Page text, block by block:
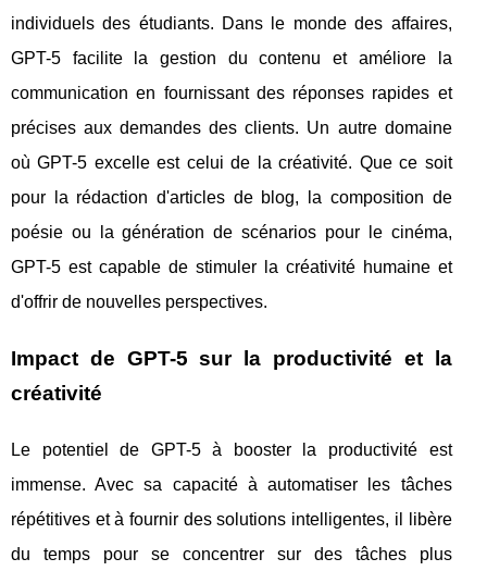
individuels des étudiants. Dans le monde des affaires,
GPT-5 facilite la gestion du contenu et améliore la
communication en fournissant des réponses rapides et
précises aux demandes des clients. Un autre domaine
où GPT-5 excelle est celui de la créativité. Que ce soit
pour la rédaction d'articles de blog, la composition de
poésie ou la génération de scénarios pour le cinéma,
GPT-5 est capable de stimuler la créativité humaine et
d'offrir de nouvelles perspectives.
Impact de GPT-5 sur la productivité et la
créativité
Le potentiel de GPT-5 à booster la productivité est
immense. Avec sa capacité à automatiser les tâches
répétitives et à fournir des solutions intelligentes, il libère
du temps pour se concentrer sur des tâches plus